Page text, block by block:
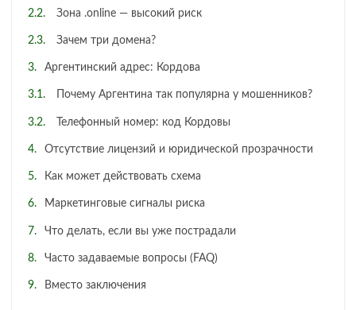
Зона .online — высокий риск
Зачем три домена?
Аргентинский адрес: Кордова
Почему Аргентина так популярна у мошенников?
Телефонный номер: код Кордовы
Отсутствие лицензий и юридической прозрачности
Как может действовать схема
Маркетинговые сигналы риска
Что делать, если вы уже пострадали
Часто задаваемые вопросы (FAQ)
Вместо заключения